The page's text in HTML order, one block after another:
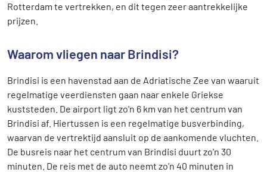
Rotterdam te vertrekken, en dit tegen zeer aantrekkelijke
prijzen.
Waarom vliegen naar Brindisi?
Brindisi is een havenstad aan de Adriatische Zee van waaruit
regelmatige veerdiensten gaan naar enkele Griekse
kuststeden. De airport ligt zo'n 6 km van het centrum van
Brindisi af. Hiertussen is een regelmatige busverbinding,
waarvan de vertrektijd aansluit op de aankomende vluchten.
De busreis naar het centrum van Brindisi duurt zo'n 30
minuten. De reis met de auto neemt zo'n 40 minuten in